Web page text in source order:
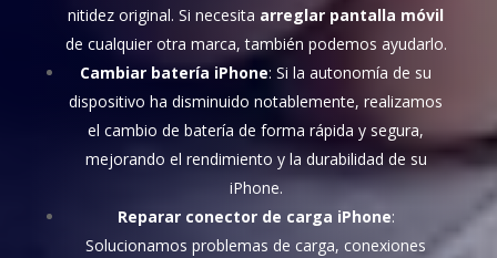
nitidez original. Si necesita arreglar pantalla móvil
de cualquier otra marca, también podemos ayudarlo.
Cambiar batería iPhone: Si la autonomía de su
dispositivo ha disminuido notablemente, realizamos
el cambio de batería de forma rápida y segura,
mejorando el rendimiento y la durabilidad de su
iPhone.
Reparar conector de carga iPhone:
Solucionamos problemas de carga, conexiones